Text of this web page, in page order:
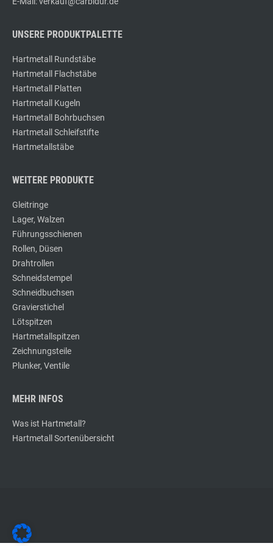
UNSERE PRODUKTPALETTE
Hartmetall Rundstäbe
Hartmetall Flachstäbe
Hartmetall Platten
Hartmetall Kugeln
Hartmetall Bohrbuchsen
Hartmetall Schleifstifte
Hartmetallstäbe
WEITERE PRODUKTE
Gleitringe
Lager, Walzen
Führungsschienen
Rollen, Düsen
Drahtrollen
Schneidstempel
Schneidbuchsen
Gravierstichel
Lötspitzen
Hartmetallspitzen
Zeichnungsteile
Plunker, Ventile
MEHR INFOS
Was ist Hartmetall?
Hartmetall Sortenübersicht